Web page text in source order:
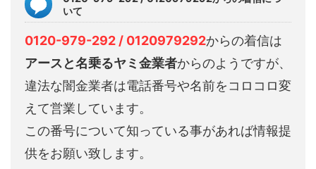
いて
0120-979-292 / 0120979292からの着信は
アースと名乗るヤミ金業者からのようですが、
違法な闇金業者は電話番号や名前をコロコロ変
えて営業しています。
この番号について知っている事があれば情報提
供をお願い致します。